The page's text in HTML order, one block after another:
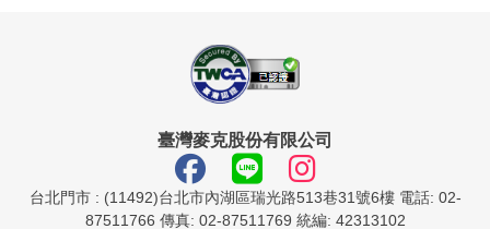
臺灣麥克股份有限公司
台北門市 : (11492)台北市內湖區瑞光路513巷31號6樓 電話: 02-
87511766 傳真: 02-87511769 統編: 42313102